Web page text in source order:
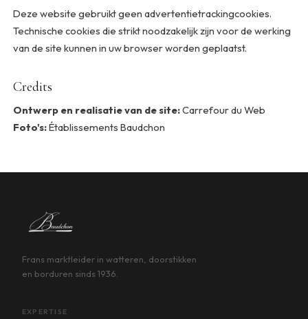
Deze website gebruikt geen advertentietrackingcookies.
Technische cookies die strikt noodzakelijk zijn voor de werking
van de site kunnen in uw browser worden geplaatst.
Credits
Ontwerp en realisatie van de site:Carrefour du Web
Foto's:Établissements Baudchon
Frans marktleider in watteren, doorstikken
en borduren sinds 1936.
EXPERTISE